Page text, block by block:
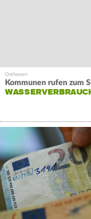
Kommunen rufen zum